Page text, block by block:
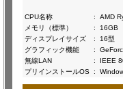
CPU名称
:
AMD
メモリ（標準）
:
16GB
ディスプレイサイズ
:
16型
グラフィック機能
:
無線LAN
:
IEEE
プリインストールOS :